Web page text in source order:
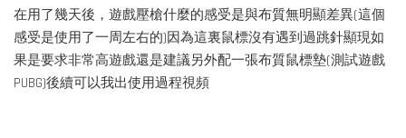
在用了幾天後，遊戲壓槍什麼的感受是與布質無明顯差異(這個
感受是使用了一周左右的)因為這裏鼠標沒有遇到過跳針顯現如
果是要求非常高遊戲還是建議另外配一張布質鼠標墊(測試遊戲
PUBG)後續可以我出使用過程視頻